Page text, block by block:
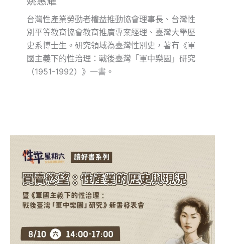
台灣性產業勞動者權益推動協會理事長、台灣性
別平等教育協會教育推廣專案經理、臺灣大學歷
史系博士生。研究領域為臺灣性別史，著有《軍
國主義下的性治理：戰後臺灣「軍中樂園」研究
（1951-1992）》一書。